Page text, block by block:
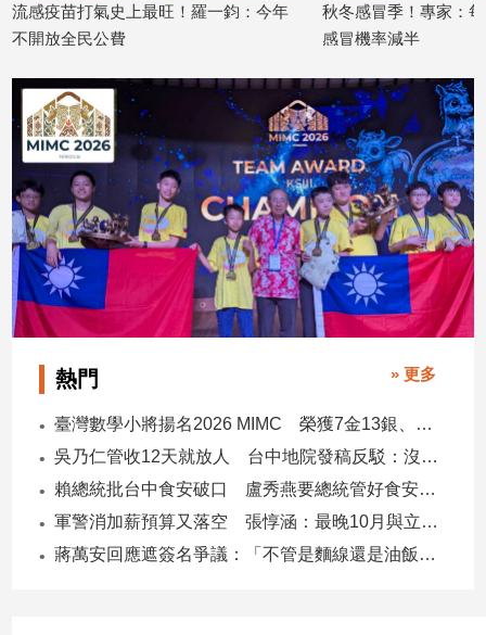
消
費
健
康/
親
子/
感
情
藝
術
／
文
創
／
電
薦
科
技/
戲
流感疫苗打氣史上最旺！羅一鈞：今年
不開放全民公費
秋冬感冒季！專家：
感冒機率減半
熱門 » 更多
臺灣數學小將揚名2026 MIMC​ 榮獲7金13銀、13銅1佳作
吳乃仁管收12天就放人 台中地院發稿反駁：沒有司法雙標
賴總統批台中食安破口 盧秀燕要總統管好食安 蔣萬安搬2014「食安即國安」打臉
軍警消加薪預算又落空 張惇涵：最晚10月與立法院溝通
蔣萬安回應遮簽名爭議：「不管是麵線還是油飯，我都很喜歡」